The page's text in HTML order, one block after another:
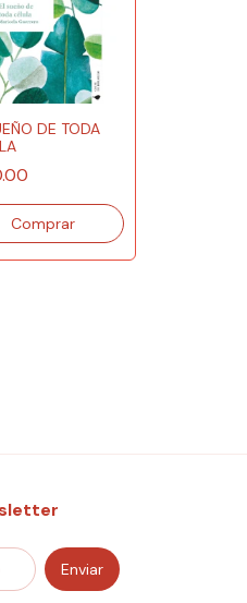
DE TODA